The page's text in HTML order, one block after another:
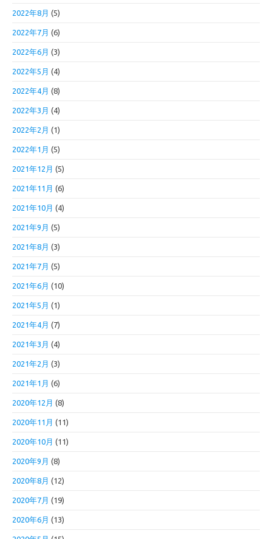
2022年8月 (5)
2022年7月 (6)
2022年6月 (3)
2022年5月 (4)
2022年4月 (8)
2022年3月 (4)
2022年2月 (1)
2022年1月 (5)
2021年12月 (5)
2021年11月 (6)
2021年10月 (4)
2021年9月 (5)
2021年8月 (3)
2021年7月 (5)
2021年6月 (10)
2021年5月 (1)
2021年4月 (7)
2021年3月 (4)
2021年2月 (3)
2021年1月 (6)
2020年12月 (8)
2020年11月 (11)
2020年10月 (11)
2020年9月 (8)
2020年8月 (12)
2020年7月 (19)
2020年6月 (13)